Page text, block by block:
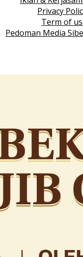
Privacy
Term of
Pedoman Media